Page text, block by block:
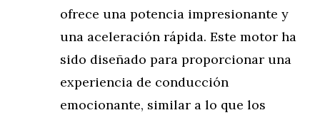
ofrece una potencia impresionante y
una aceleración rápida. Este motor ha
sido diseñado para proporcionar una
experiencia de conducción
emocionante, similar a lo que los